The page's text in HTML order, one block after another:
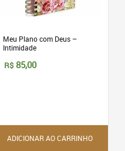
Meu Plano com Deus –
Intimidade
R$ 85,00
ADICIONAR AO CARRINHO